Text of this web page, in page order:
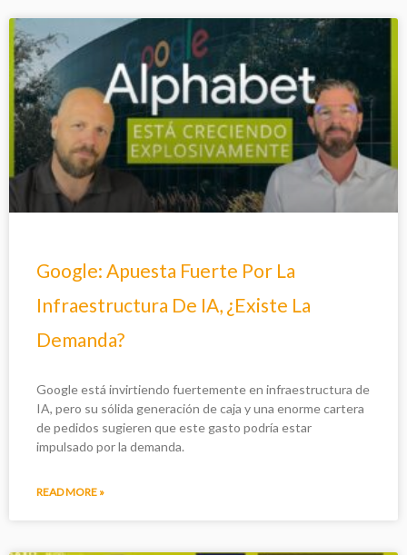
Google: Apuesta Fuerte Por La
Infraestructura De IA, ¿Existe La
Demanda?
Google está invirtiendo fuertemente en infraestructura de
IA, pero su sólida generación de caja y una enorme cartera
de pedidos sugieren que este gasto podría estar
impulsado por la demanda.
READ MORE »